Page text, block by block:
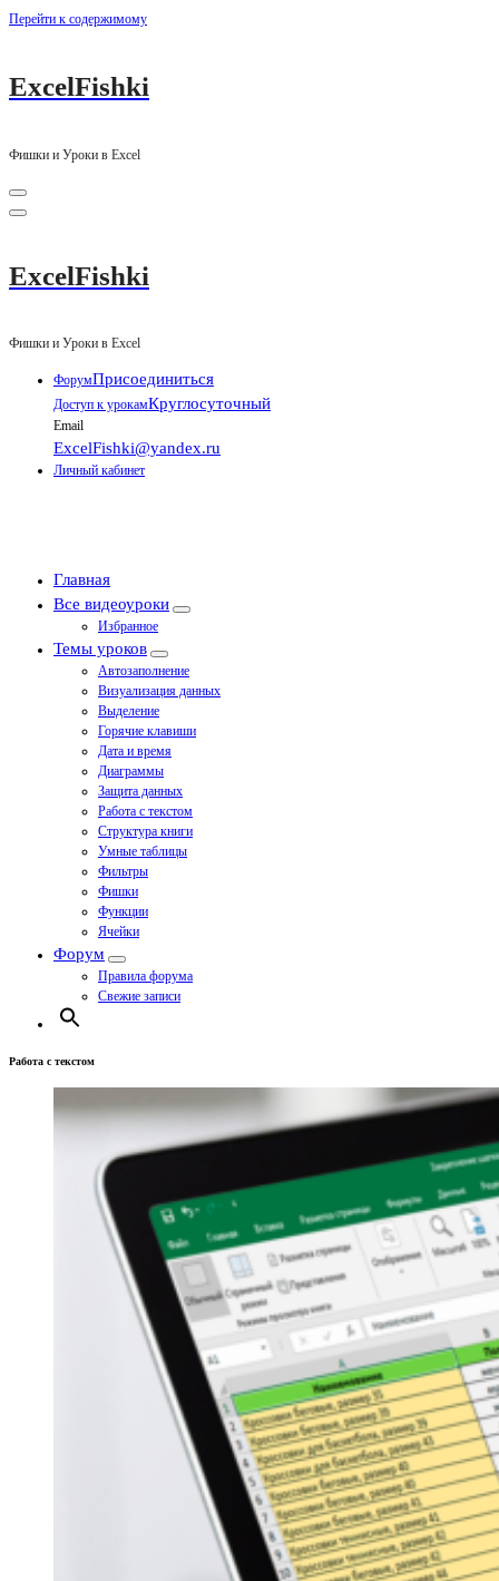
Перейти к содержимому
ExcelFishki
Фишки и Уроки в Excel
ExcelFishki
Фишки и Уроки в Excel
ФорумПрисоединиться
Доступ к урокамКруглосуточный
Email
ExcelFishki@yandex.ru
Личный кабинет
Главная
Все видеоуроки
Избранное
Темы уроков
Автозаполнение
Визуализация данных
Выделение
Горячие клавиши
Дата и время
Диаграммы
Защита данных
Работа с текстом
Структура книги
Умные таблицы
Фильтры
Фишки
Функции
Ячейки
Форум
Правила форума
Свежие записи
Работа с текстом